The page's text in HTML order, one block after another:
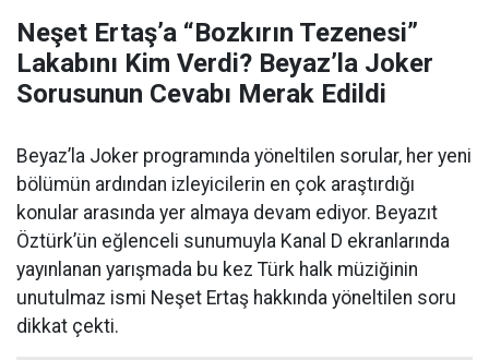
Neşet Ertaş’a “Bozkırın Tezenesi”
Lakabını Kim Verdi? Beyaz’la Joker
Sorusunun Cevabı Merak Edildi
Beyaz’la Joker programında yöneltilen sorular, her yeni
bölümün ardından izleyicilerin en çok araştırdığı
konular arasında yer almaya devam ediyor. Beyazıt
Öztürk’ün eğlenceli sunumuyla Kanal D ekranlarında
yayınlanan yarışmada bu kez Türk halk müziğinin
unutulmaz ismi Neşet Ertaş hakkında yöneltilen soru
dikkat çekti.